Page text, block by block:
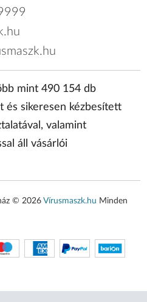
mint 490 154 db
és sikeresen kézbesített
valamint
áll vásárlói
© 2026Vírusmaszk.hu Minden